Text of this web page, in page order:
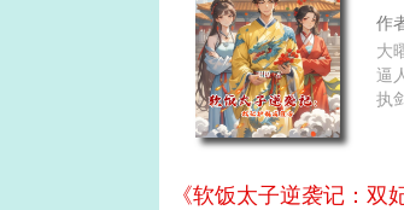
作
大
逼
执
《软饭太子逆袭记：